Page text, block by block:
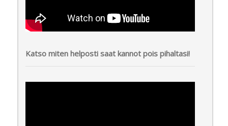
Katso miten helposti saat kannot pois pihaltasi!